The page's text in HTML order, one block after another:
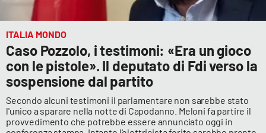
ITALIA MONDO
Caso Pozzolo, i testimoni: «Era un gioco
con le pistole». Il deputato di Fdi verso la
sospensione dal partito
Secondo alcuni testimoni il parlamentare non sarebbe stato
l'unico a sparare nella notte di Capodanno. Meloni fa partire il
provvedimento che potrebbe essere annunciato oggi in